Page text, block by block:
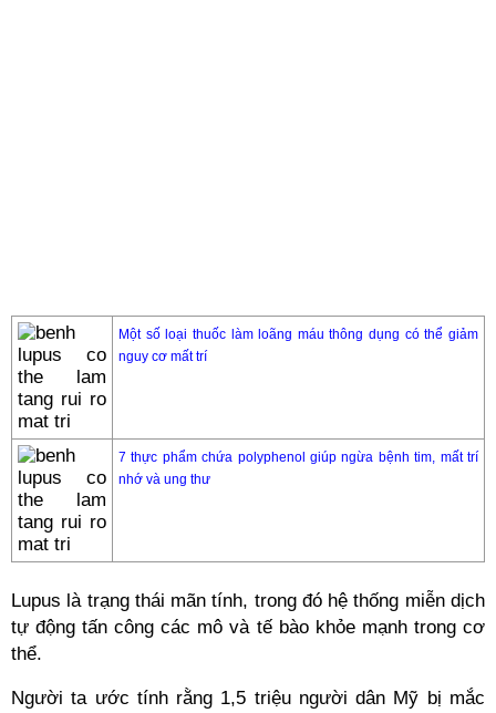
Một số loại thuốc làm loãng máu thông dụng có thể giảm
nguy cơ mất trí
7 thực phẩm chứa polyphenol giúp ngừa bệnh tim, mất trí
nhớ và ung thư
Lupus là trạng thái mãn tính, trong đó hệ thống miễn dịch
tự động tấn công các mô và tế bào khỏe mạnh trong cơ
thể.
Người ta ước tính rằng 1,5 triệu người dân Mỹ bị mắc